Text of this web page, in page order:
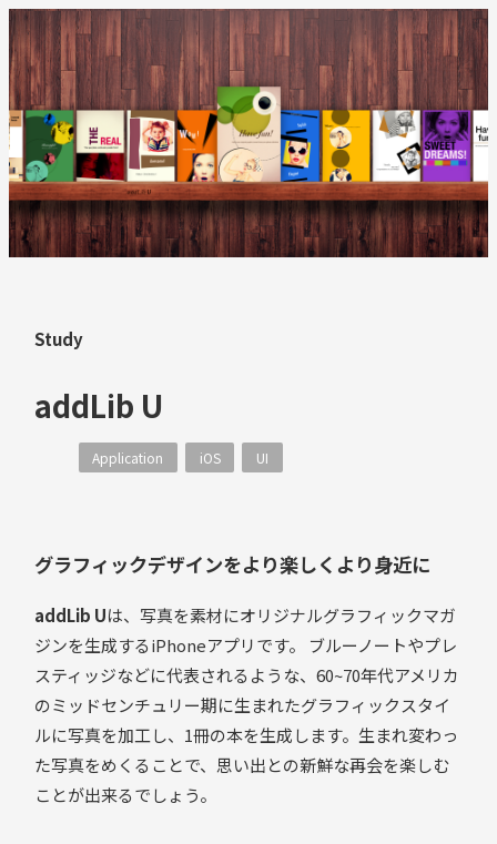
Study
addLib U
Application iOS UI
グラフィックデザインをより楽しくより身近に
addLib Uは、写真を素材にオリジナルグラフィックマガ
ジンを生成するiPhoneアプリです。 ブルーノートやプレ
スティッジなどに代表されるような、60~70年代アメリカ
のミッドセンチュリー期に生まれたグラフィックスタイ
ルに写真を加工し、1冊の本を生成します。生まれ変わっ
た写真をめくることで、思い出との新鮮な再会を楽しむ
ことが出来るでしょう。